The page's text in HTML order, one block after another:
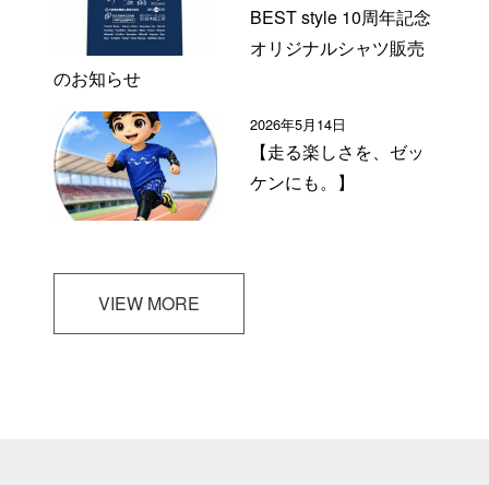
BEST style 10周年記念
オリジナルシャツ販売
のお知らせ
2026年5月14日
【走る楽しさを、ゼッ
ケンにも。】
VIEW MORE